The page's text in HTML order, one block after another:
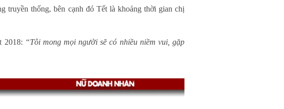
truyền thống, bên cạnh đó Tết là khoảng thời gian chị
2018: “Tôi mong mọi người sẽ có nhiều niềm vui, gặp